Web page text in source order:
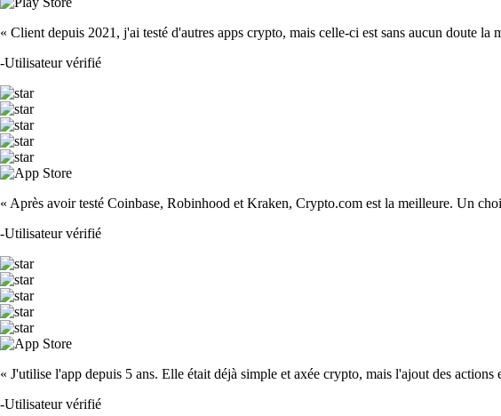
« Client depuis 2021, j'ai testé d'autres apps crypto, mais celle-ci est sans aucun doute
-Utilisateur vérifié
« Après avoir testé Coinbase, Robinhood et Kraken, Crypto.com est la meilleure. Un
-Utilisateur vérifié
« J'utilise l'app depuis 5 ans. Elle était déjà simple et axée crypto, mais l'ajout des
-Utilisateur vérifié